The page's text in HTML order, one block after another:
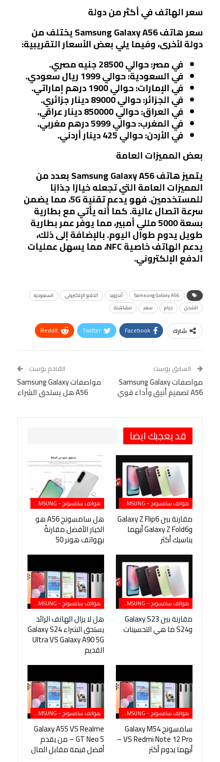
سعر الهاتف في أكثر من دولة
سعر هاتف Samsung Galaxy A56 يختلف من
دولة لأخرى، وفيما يلي بعض الأسعار التقريبية:
في مصر: حوالي 28500 جنيه مصري.
في السعودية: حوالي 1999 ريال سعودي.
في الإمارات: حوالي 1900 درهم إماراتي.
في الجزائر: حوالي 89000 دينار جزائري.
في العراق: حوالي 850000 دينار عراقي.
في المغرب: حوالي 5999 درهم مغربي.
في الأردن: حوالي 425 دينار أردني.
بعض المميزات العامة
يتميز هاتف Samsung Galaxy A56 بعدد من
المميزات العامة التي تجعله خيارًا جذابًا
للمستخدمين. فهو يدعم تقنية 5G، مما يضمن
سرعة اتصال عالية. كما أنه يأتي مع بطارية
بسعة 5000 مللي أمبير، مما يوفر عمر بطارية
طويل يدوم طوال اليوم. بالإضافة إلى ذلك،
يدعم الهاتف خاصية NFC، مما يسهل عمليات
الدفع الإلكتروني.
Samsung Galaxy A56 أندرويد الدفع الإلكتروني
السعودية
الشحن
جرام سعر مشاهدة
شارك Facebook
Twitter
ReddIt
Tumblr
البريد الإلكتروني
StumbleUpon
VK
Digg
LINE
BlackBerry
Viber
السابق بوست
مواصفات Samsung Galaxy
A56 تصميم أنيق وأداء قوي
القادم بوست
مواصفات Samsung Galaxy
A56 هل يستحق الشراء
قد يعجبك ايضا
هواتف سامسونج – SAMSUNG
مقارنة بين Galaxy Z Flip6
وGalaxy Z Fold6 أيهما
يناسبك أكثر
هواتف سامسونج – SAMSUNG
هل سامسونج A56 هو
الخيار الأفضل مقارنةً
بهواتف هونر 50
هواتف سامسونج – SAMSUNG
مقارنة بين Galaxy S23
وS24 ما هي التحسينات
هواتف سامسونج – SAMSUNG
هل لا يزال الهاتف الرائد
يستحق الشراء Galaxy S24
Ultra VS Galaxy A90 5G
القديم
هواتف سامسونج – SAMSUNG
سامسونج Galaxy M54
VS Redmi Note 12 Pro –
أيهما يدوم أكثر
هواتف سامسونج – SAMSUNG
Galaxy A55 VS Realme
GT Neo 5 – من يقدم
أفضل قيمة مقابل المال